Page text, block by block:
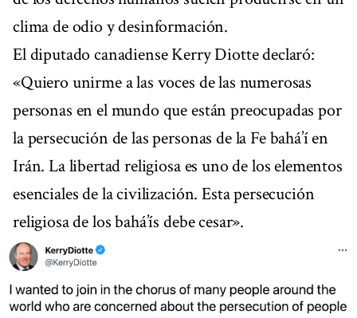
clima de odio y desinformación.
El diputado canadiense Kerry Diotte declaró:
«Quiero unirme a las voces de las numerosas
personas en el mundo que están preocupadas por
la persecución de las personas de la Fe bahá’í en
Irán. La libertad religiosa es uno de los elementos
esenciales de la civilización. Esta persecución
religiosa de los bahá’ís debe cesar».